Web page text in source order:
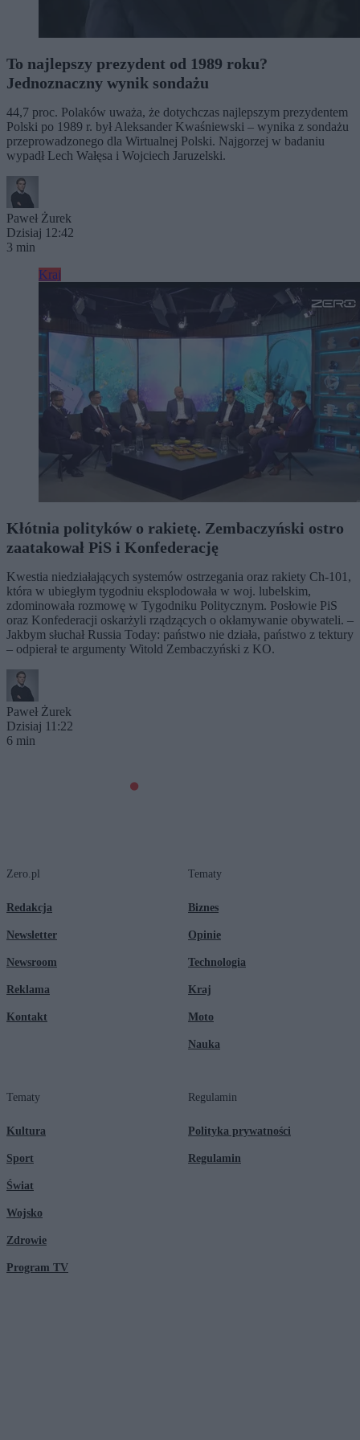
To najlepszy prezydent od 1989 roku?
Jednoznaczny wynik sondażu
44,7 proc. Polaków uważa, że dotychczas najlepszym prezydentem
Polski po 1989 r. był Aleksander Kwaśniewski – wynika z sondażu
przeprowadzonego dla Wirtualnej Polski. Najgorzej w badaniu
wypadł Lech Wałęsa i Wojciech Jaruzelski.
Paweł Żurek
Dzisiaj 12:42
3 min
Kraj
Kłótnia polityków o rakietę. Zembaczyński ostro
zaatakował PiS i Konfederację
Kwestia niedziałających systemów ostrzegania oraz rakiety Ch-101,
która w ubiegłym tygodniu eksplodowała w woj. lubelskim,
zdominowała rozmowę w Tygodniku Politycznym. Posłowie PiS
oraz Konfederacji oskarżyli rządzących o okłamywanie obywateli. –
Jakbym słuchał Russia Today: państwo nie działa, państwo z tektury
– odpierał te argumenty Witold Zembaczyński z KO.
Paweł Żurek
Dzisiaj 11:22
6 min
Zero.pl
Redakcja
Newsletter
Newsroom
Reklama
Kontakt
Tematy
Biznes
Opinie
Technologia
Kraj
Moto
Nauka
Tematy
Kultura
Sport
Świat
Wojsko
Zdrowie
Program TV
Regulamin
Polityka prywatności
Regulamin